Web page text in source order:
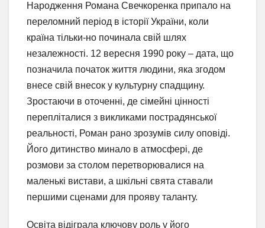
Народження Романа Свечкоренка припало на
переломний період в історії України, коли
країна тільки-но починала свій шлях
незалежності. 12 вересня 1990 року – дата, що
позначила початок життя людини, яка згодом
внесе свій внесок у культурну спадщину.
Зростаючи в оточенні, де сімейні цінності
перепліталися з викликами пострадянської
реальності, Роман рано зрозумів силу оповіді.
Його дитинство минало в атмосфері, де
розмови за столом перетворювалися на
маленькі вистави, а шкільні свята ставали
першими сценами для прояву таланту.
Освіта відіграла ключову роль у його